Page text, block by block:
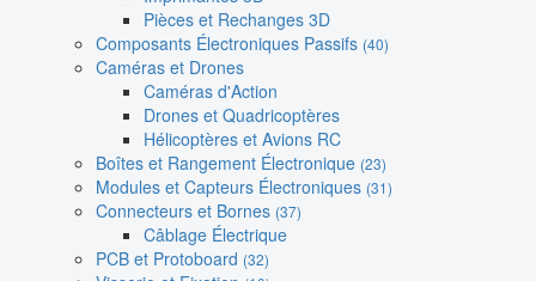
Pièces et Rechanges 3D
Composants Électroniques Passifs (40)
Caméras et Drones
Caméras d'Action
Drones et Quadricoptères
Hélicoptères et Avions RC
Boîtes et Rangement Électronique (23)
Modules et Capteurs Électroniques (31)
Connecteurs et Bornes (37)
Câblage Électrique
PCB et Protoboard (32)